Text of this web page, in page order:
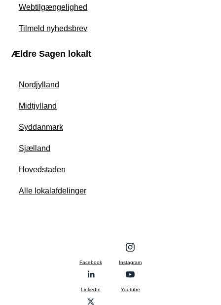
Webtilgængelighed
Tilmeld nyhedsbrev
Ældre Sagen lokalt
Nordjylland
Midtjylland
Syddanmark
Sjælland
Hovedstaden
Alle lokalafdelinger
Facebook Instagram
LinkedIn Youtube